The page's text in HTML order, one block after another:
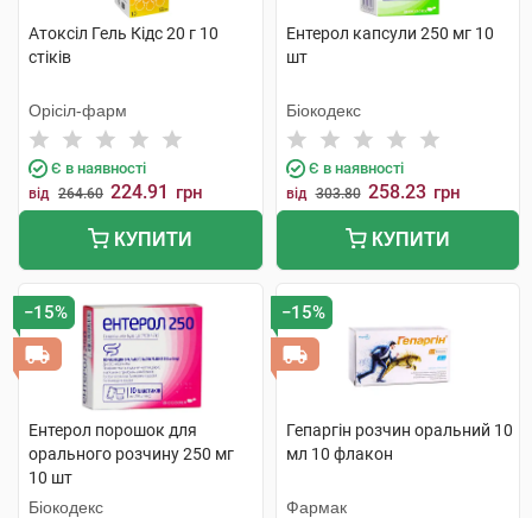
Атоксіл Гель Кідс 20 г 10
стіків
Орісіл-фарм
Є в наявності
від 264.60 224.91 грн
КУПИТИ
Ентерол капсули 250 мг 10
шт
Біокодекс
Є в наявності
від 303.80 258.23 грн
КУПИТИ
−15%
Ентерол порошок для
орального розчину 250 мг
10 шт
Біокодекс
−15%
Гепаргін розчин оральний 10
мл 10 флакон
Фармак